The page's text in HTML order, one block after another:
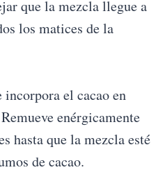
que la mezcla llegue a
los matices de la
el cacao en
enérgicamente
hasta que la mezcla esté
de cacao.